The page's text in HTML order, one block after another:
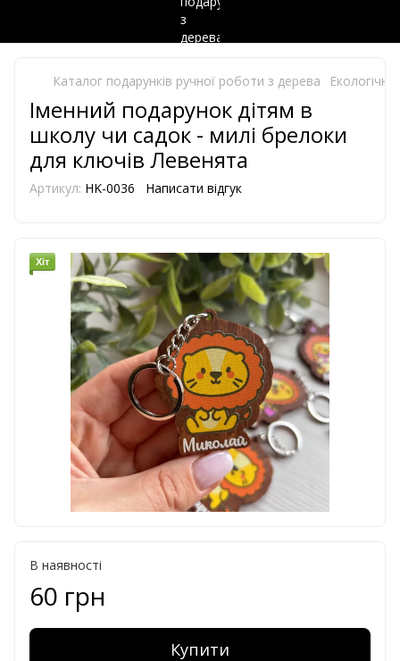
Каталог подарунків ручної роботи з дерева
Іменний подарунок дітям в
школу чи садок - милі брелоки
для ключів Левенята
Артикул: HK-0036 Написати відгук
Хіт
В наявності
60 грн
Купити